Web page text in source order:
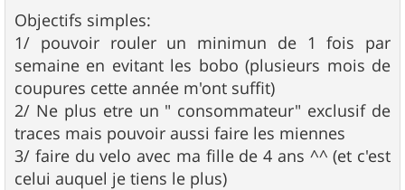
s
s
a
g
e
Objectifs simples:
1/ pouvoir rouler un minimun de 1 fois par
semaine en evitant les bobo (plusieurs mois de
coupures cette année m'ont suffit)
2/ Ne plus etre un " consommateur" exclusif de
traces mais pouvoir aussi faire les miennes
3/ faire du velo avec ma fille de 4 ans ^^ (et c'est
celui auquel je tiens le plus)